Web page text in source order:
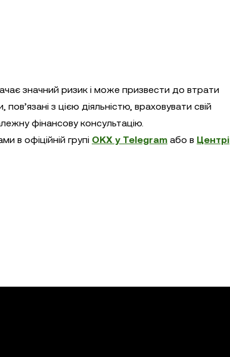
значний ризик і може призвести до втрати
з цією діяльністю, враховувати свій
фінансову консультацію.
в офіційній групі OKX у Telegram або в Центрі